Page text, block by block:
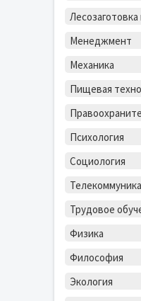
Менеджмент
Механика
Психология
Социология
Трудовое
Физика
Философия
Экология